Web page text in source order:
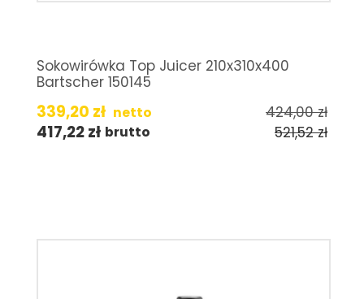
Sokowirówka Top Juicer 210x310x400
Bartscher 150145
339,20 zł netto 424,00zł
417,22zł brutto 521,52zł